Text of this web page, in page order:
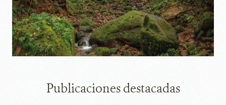
Publicaciones destacadas